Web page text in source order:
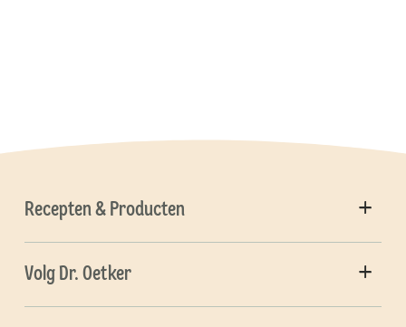
Recepten & Producten
Volg Dr. Oetker